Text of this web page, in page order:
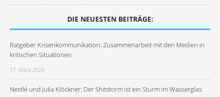
DIE NEUESTEN BEITRÄGE:
Ratgeber Krisenkommunikation: Zusammenarbeit mit den Medien in
kritischen Situationen
17. März 2023
Nestlé und Julia Klöckner: Der Shitstorm ist ein Sturm im Wasserglas